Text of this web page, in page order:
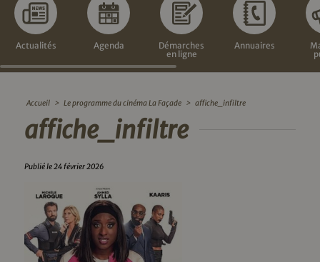
Actualités Agenda
Démarches
en ligne
Annuaires
Accueil > Le programme du cinéma La Façade > affiche_infiltre
affiche_infiltre
Publié le 24 février 2026